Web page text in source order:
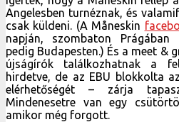
Angelesben turnéznak, és
csak küldeni. (A Måneskin
napján, szombaton
pedig Budapesten.) És a meet &
újságírók találkozhatnak a
hirdetve, de az EBU blokkolta
elérhetőségét – zárja
Mindenesetre van egy
amikor még forgott.